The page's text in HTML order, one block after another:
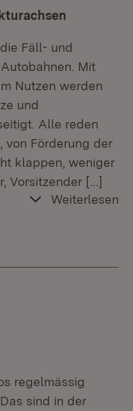
Fäll- und
Mit
Nutzen werden
und
Alle reden
von Förderung der
klappen, weniger
Vorsitzender […]
Weiterlesen
regelmässig
sind in der